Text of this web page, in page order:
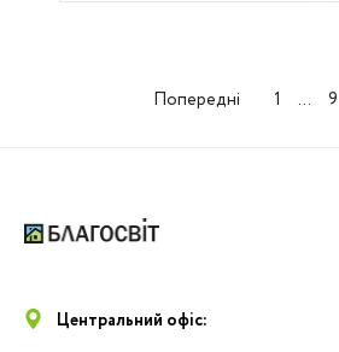
Попередні 1 … 9
Центральний офіс: